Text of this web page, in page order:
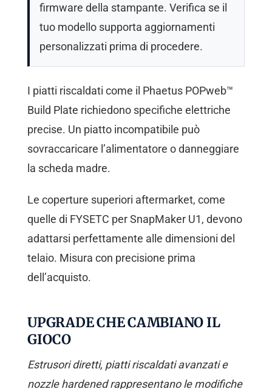
firmware della stampante. Verifica se il
tuo modello supporta aggiornamenti
personalizzati prima di procedere.
I piatti riscaldati come il Phaetus POPweb™
Build Plate richiedono specifiche elettriche
precise. Un piatto incompatibile può
sovraccaricare l’alimentatore o danneggiare
la scheda madre.
Le coperture superiori aftermarket, come
quelle di FYSETC per SnapMaker U1, devono
adattarsi perfettamente alle dimensioni del
telaio. Misura con precisione prima
dell’acquisto.
UPGRADE CHE CAMBIANO IL
GIOCO
Estrusori diretti, piatti riscaldati avanzati e
nozzle hardened rappresentano le modifiche